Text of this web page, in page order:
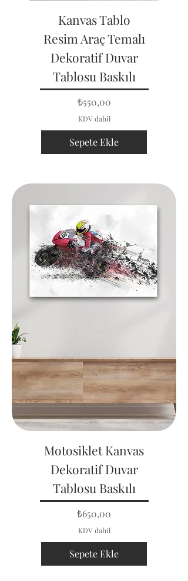
Kanvas Tablo
Resim Araç Temalı
Dekoratif Duvar
Tablosu Baskılı
Fiyat
₺550,00
KDV dahil
Sepete Ekle
Motosiklet Kanvas
Dekoratif Duvar
Tablosu Baskılı
Fiyat
₺650,00
KDV dahil
Sepete Ekle